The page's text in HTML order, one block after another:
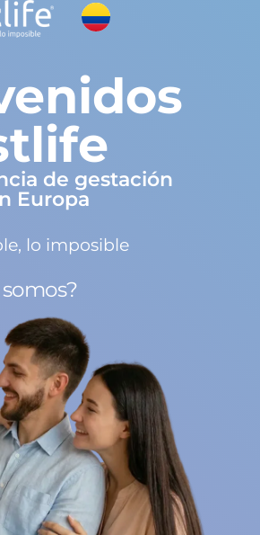
de gestación
Europa
lo imposible